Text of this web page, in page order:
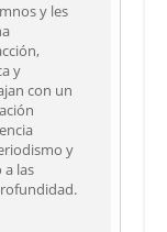
y les
y
con un
y
a las